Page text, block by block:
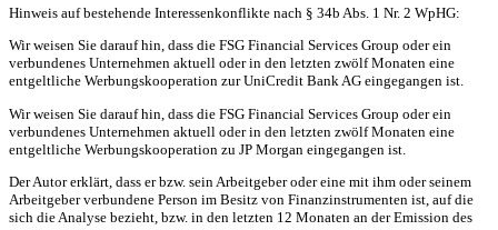
Hinweis auf bestehende Interessenkonflikte nach § 34b Abs. 1 Nr. 2 WpHG:
Wir weisen Sie darauf hin, dass die FSG Financial Services Group oder ein
verbundenes Unternehmen aktuell oder in den letzten zwölf Monaten eine
entgeltliche Werbungskooperation zur UniCredit Bank AG eingegangen ist.
Wir weisen Sie darauf hin, dass die FSG Financial Services Group oder ein
verbundenes Unternehmen aktuell oder in den letzten zwölf Monaten eine
entgeltliche Werbungskooperation zu JP Morgan eingegangen ist.
Der Autor erklärt, dass er bzw. sein Arbeitgeber oder eine mit ihm oder seinem
Arbeitgeber verbundene Person im Besitz von Finanzinstrumenten ist, auf die
sich die Analyse bezieht, bzw. in den letzten 12 Monaten an der Emission des